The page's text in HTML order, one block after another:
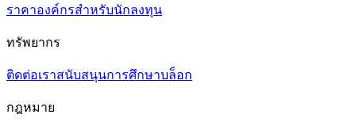
ราคาองค์กรสำหรับนักลงทุน
ทรัพยากร
ติดต่อเราสนับสนุนการศึกษาบล็อก
กฎหมาย